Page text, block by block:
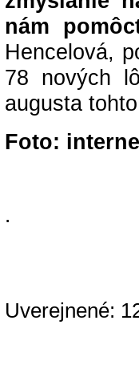
nám
Hencelová,
78 nových
augusta
Foto:
.
Uverejnené: